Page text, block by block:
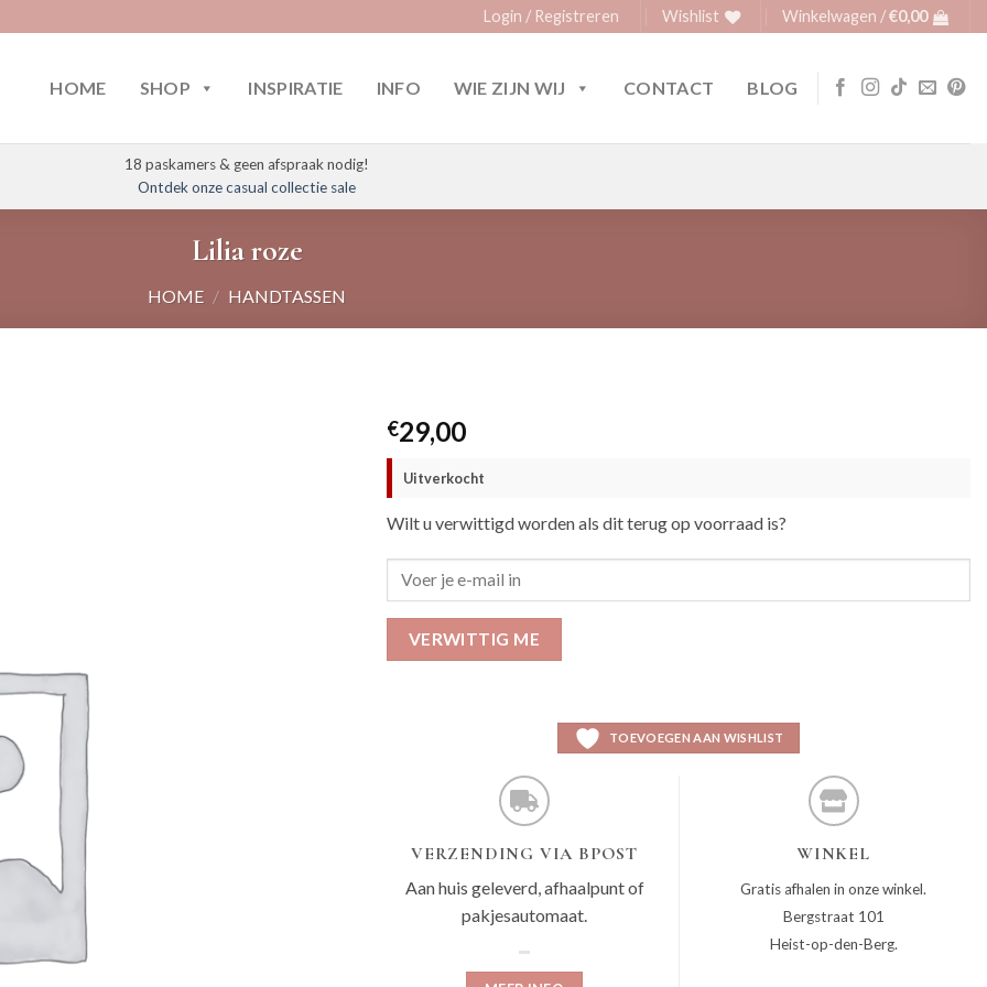
Login / Registreren Wishlist Winkelwagen /€0,00
HOME SHOP INSPIRATIE INFO WIE ZIJN WIJ CONTACT BLOG
18 paskamers & geen afspraak nodig!
Ontdek onze casual collectie sale
Lilia roze
HOME / HANDTASSEN
€29,00
Uitverkocht
Wilt u verwittigd worden als dit terug op voorraad is?
VERWITTIG ME
TOEVOEGEN AAN WISHLIST
VERZENDING VIA BPOST
Aan huis geleverd, afhaalpunt of
pakjesautomaat.
WINKEL
Gratis afhalen in onze winkel.
Bergstraat 101
Heist-op-den-Berg.